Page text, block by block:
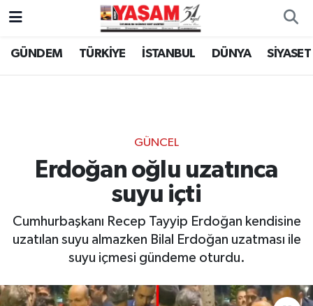
GÜNDEM TÜRKİYE İSTANBUL DÜNYA SİYASET
GÜNCEL
Erdoğan oğlu uzatınca
suyu içti
Cumhurbaşkanı Recep Tayyip Erdoğan kendisine
uzatılan suyu almazken Bilal Erdoğan uzatması ile
suyu içmesi gündeme oturdu.